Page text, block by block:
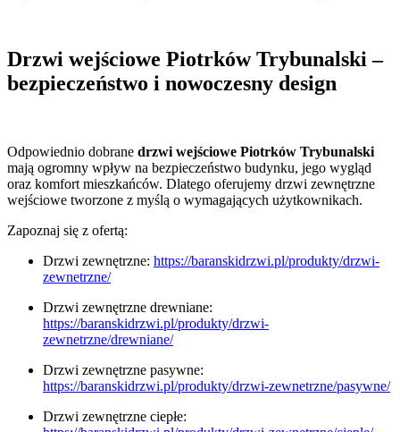
Drzwi wejściowe Piotrków Trybunalski –
bezpieczeństwo i nowoczesny design
Odpowiednio dobrane drzwi wejściowe Piotrków Trybunalski
mają ogromny wpływ na bezpieczeństwo budynku, jego wygląd
oraz komfort mieszkańców. Dlatego oferujemy drzwi zewnętrzne
wejściowe tworzone z myślą o wymagających użytkownikach.
Zapoznaj się z ofertą:
Drzwi zewnętrzne: https://baranskidrzwi.pl/produkty/drzwi-
zewnetrzne/
Drzwi zewnętrzne drewniane:
https://baranskidrzwi.pl/produkty/drzwi-
zewnetrzne/drewniane/
Drzwi zewnętrzne pasywne:
https://baranskidrzwi.pl/produkty/drzwi-zewnetrzne/pasywne/
Drzwi zewnętrzne ciepłe: